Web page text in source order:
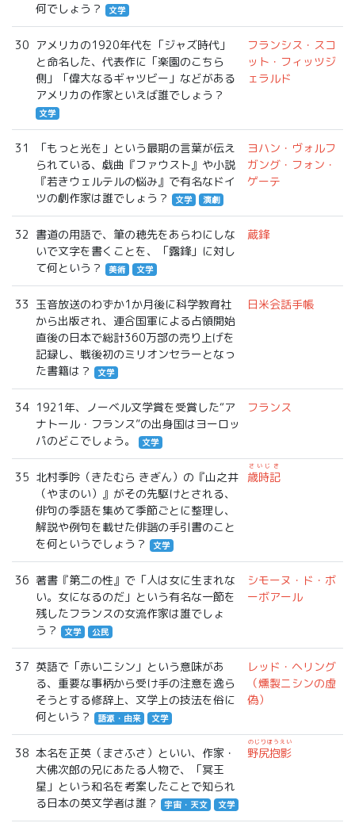
何でしょう？
文学
30 アメリカの1920年代を「ジャズ時代」
と命名した、代表作に「楽園のこちら
側」「偉大なるギャツビー」などがある
アメリカの作家といえば誰でしょう？
文学
フランシス・スコ
ット・フィッツジ
ェラルド
31
「もっと光を」という最期の言葉が伝え
られている、戯曲『ファウスト』や小説
『若きウェルテルの悩み』で有名なドイ
ツの劇作家は誰でしょう？
文学 演劇
ヨハン・ヴォルフ
ガング・フォン・
ゲーテ
32 書道の用語で、筆の穂先をあらわにしな
いで文字を書くことを、「露鋒」に対し
て何という？
美術 文学
蔵鋒
33 玉音放送のわずか1か月後に科学教育社
から出版され、連合国軍による占領開始
直後の日本で総計360万部の売り上げを
記録し、戦後初のミリオンセラーとなっ
た書籍は？
文学
日米会話手帳
34 1921年、ノーベル文学賞を受賞した“ア
ナトール・フランス”の出身国はヨーロッ
パのどこでしょう。
文学
フランス
35 北村季吟（きたむら きぎん）の『山之井
（やまのい）』がその先駆けとされる、
俳句の季語を集めて季節ごとに整理し、
解説や例句を載せた俳諧の手引書のこと
を何というでしょう？
文学
歳時記
さいじき
36 著書『第二の性』で「人は女に生まれな
い。女になるのだ」という有名な一節を
残したフランスの女流作家は誰でしょ
う？
文学 公民
シモーヌ・ド・ボ
ーボアール
37 英語で「赤いニシン」という意味があ
る、重要な事柄から受け手の注意を逸ら
そうとする修辞上、文学上の技法を俗に
何という？
語源・由来 文学
レッド・ヘリング
（燻製ニシンの虚
偽）
38 本名を正英（まさふさ）といい、作家・
大佛次郎の兄にあたる人物で、「冥王
星」という和名を考案したことで知られ
る日本の英文学者は誰？
宇宙・天文 文学
野尻抱影
のじりほうえい